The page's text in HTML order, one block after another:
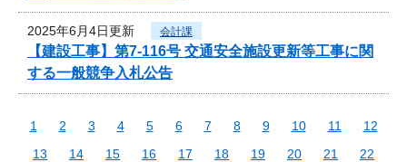
2025年6月4日更新 会計課
【建設工事】第7-116号 交通安全施設更新等工事に関
する一般競争入札公告
1 2 3 4 5 6 7 8 9 10 11
12
13
14 15 16 17 18 19 20 21
22